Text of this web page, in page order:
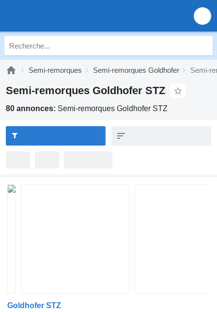
Semi-remorques Semi-remorques Goldhofer Semi-
Semi-remorques Goldhofer STZ
80 annonces: Semi-remorques Goldhofer STZ
Goldhofer STZ